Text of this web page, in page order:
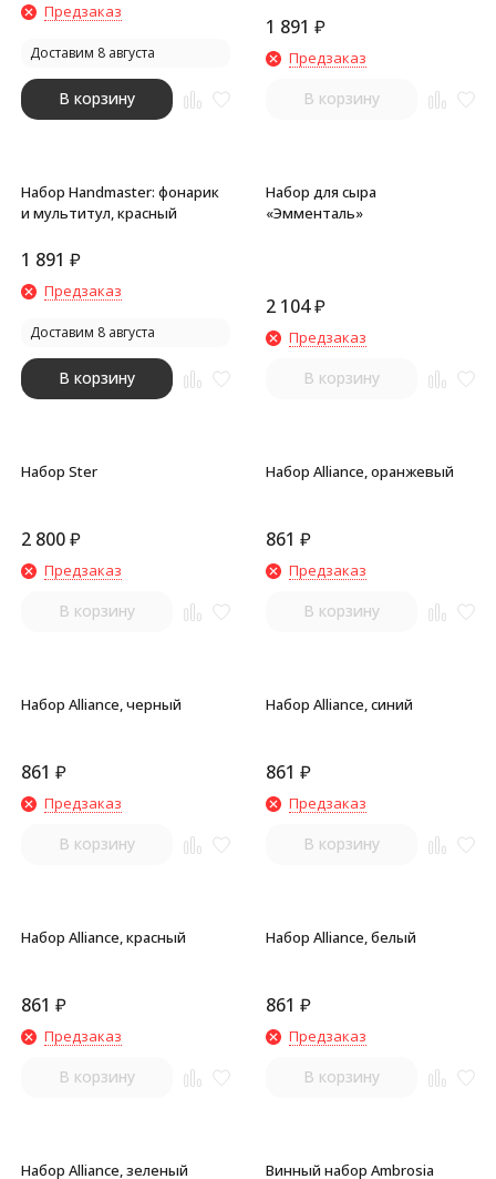
Предзаказ
Доставим 8 августа
В корзину
1 891 ₽
Предзаказ
В корзину
Набор Handmaster: фонарик
и мультитул, красный
1 891 ₽
Предзаказ
Доставим 8 августа
В корзину
Набор для сыра
«Эмменталь»
2 104₽
Предзаказ
В корзину
Набор Ster
2 800₽
Предзаказ
В корзину
Набор Alliance, оранжевый
861 ₽
Предзаказ
В корзину
Набор Alliance, черный
861 ₽
Предзаказ
В корзину
Набор Alliance, синий
861 ₽
Предзаказ
В корзину
Набор Alliance, красный
861 ₽
Предзаказ
В корзину
Набор Alliance, белый
861 ₽
Предзаказ
В корзину
Набор Alliance, зеленый Винный набор Ambrosia